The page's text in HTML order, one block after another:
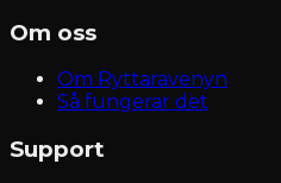
Om oss
Om Ryttaravenyn
Så fungerar det
Support